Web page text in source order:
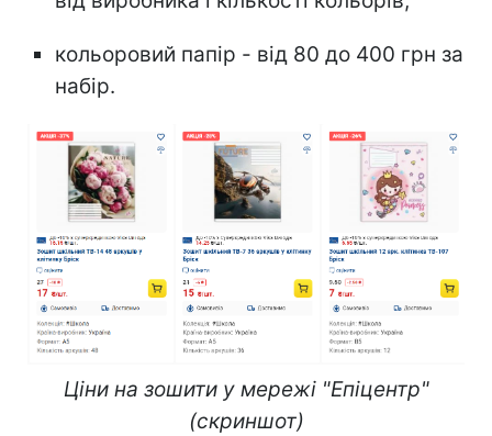
кольоровий папір - від 80 до 400 грн за
набір.
Ціни на зошити у мережі "Епіцентр"
(скриншот)